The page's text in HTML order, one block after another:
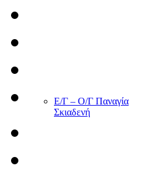
Ε/Γ – Ο/Γ Παναγία
Σκιαδενή